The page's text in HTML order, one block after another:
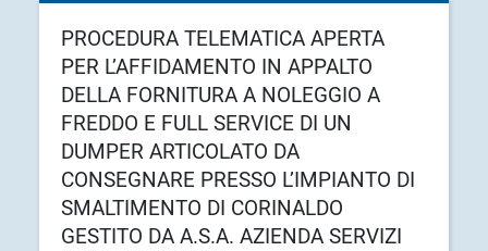
PROCEDURA TELEMATICA APERTA
PER L’AFFIDAMENTO IN APPALTO
DELLA FORNITURA A NOLEGGIO A
FREDDO E FULL SERVICE DI UN
DUMPER ARTICOLATO DA
CONSEGNARE PRESSO L’IMPIANTO DI
SMALTIMENTO DI CORINALDO
GESTITO DA A.S.A. AZIENDA SERVIZI